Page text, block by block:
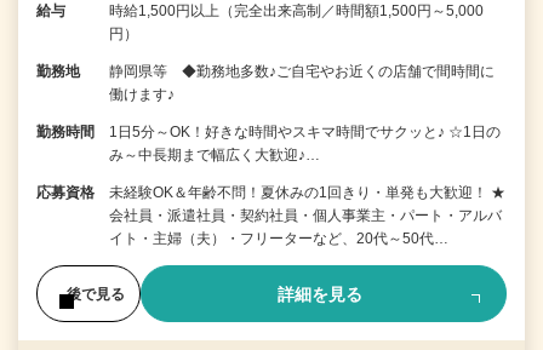
給与
時給1,500円以上（完全出来高制／時間額1,500円～5,000
円）
勤務地
静岡県等 ◆勤務地多数♪ご自宅やお近くの店舗で間時間に
働けます♪
勤務時間
1日5分～OK！好きな時間やスキマ時間でサクッと♪ ☆1日の
み～中長期まで幅広く大歓迎♪…
応募資格
未経験OK＆年齢不問！夏休みの1回きり・単発も大歓迎！ ★
会社員・派遣社員・契約社員・個人事業主・パート・アルバ
イト・主婦（夫）・フリーターなど、20代～50代…
後で見る 詳細を見る